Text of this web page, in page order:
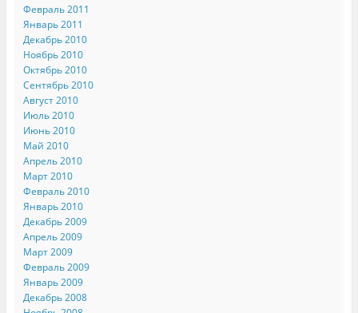
Февраль 2011
Январь 2011
Декабрь 2010
Ноябрь 2010
Октябрь 2010
Сентябрь 2010
Август 2010
Июль 2010
Июнь 2010
Май 2010
Апрель 2010
Март 2010
Февраль 2010
Январь 2010
Декабрь 2009
Апрель 2009
Март 2009
Февраль 2009
Январь 2009
Декабрь 2008